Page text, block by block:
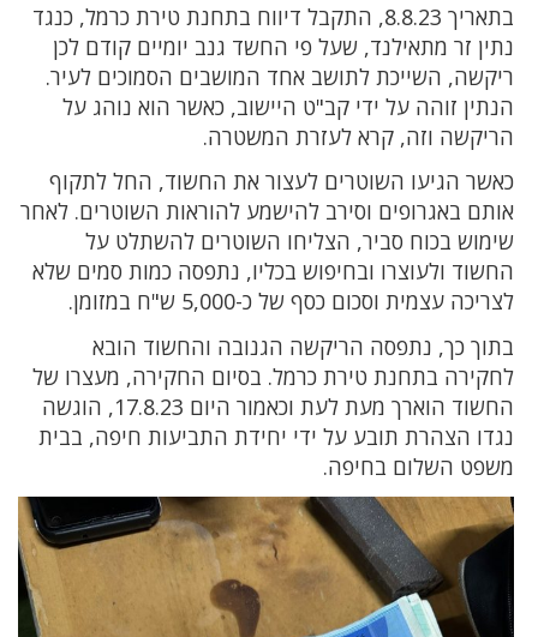
בתאריך 8.8.23, התקבל דיווח בתחנת טירת כרמל, כנגד
נתין זר מתאילנד, שעל פי החשד גנב יומיים קודם לכן
ריקשה, השייכת לתושב אחד המושבים הסמוכים לעיר.
הנתין זוהה על ידי קב"ט היישוב, כאשר הוא נוהג על
הריקשה וזה, קרא לעזרת המשטרה.
כאשר הגיעו השוטרים לעצור את החשוד, החל לתקוף
אותם באגרופים וסירב להישמע להוראות השוטרים. לאחר
שימוש בכוח סביר, הצליחו השוטרים להשתלט על
החשוד ולעוצרו ובחיפוש בכליו, נתפסה כמות סמים שלא
לצריכה עצמית וסכום כסף של כ-5,000 ש"ח במזומן.
בתוך כך, נתפסה הריקשה הגנובה והחשוד הובא
לחקירה בתחנת טירת כרמל. בסיום החקירה, מעצרו של
החשוד הוארך מעת לעת וכאמור היום 17.8.23, הוגשה
נגדו הצהרת תובע על ידי יחידת התביעות חיפה, בבית
משפט השלום בחיפה.